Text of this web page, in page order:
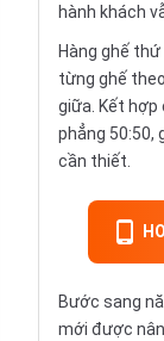
hành khách
Hàng ghế
từng ghế
giữa. Kết hợp
phẳng 50:50,
cần thiết.
Bước sang
mới được